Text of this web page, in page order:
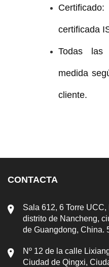
certificada
Todas
medida
cliente.
CONTACTA
Sala 612, 6 Torre
distrito de Nancheng,
de Guangdong, China.
Nº 12 de la calle
Ciudad de Qingxi,